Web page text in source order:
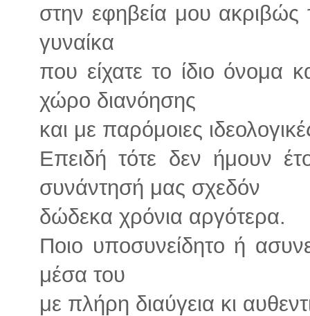
στην εφηβεία μου ακριβώς
γυναίκα
που είχατε το ίδιο όνομα
χώρο διανόησης
και με παρόμοιες
Επειδή τότε δεν ήμουν
συνάντησή μας σχεδόν
δώδεκα χρόνια αργότερα.
Ποιο υποσυνείδητο ή
μέσα του
με πλήρη διαύγεια κι